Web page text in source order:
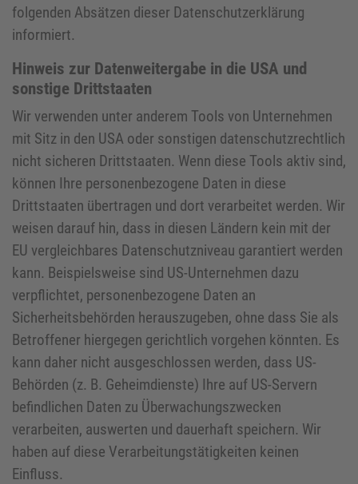
folgenden Absätzen dieser Datenschutzerklärung
informiert.
Hinweis zur Datenweitergabe in die USA und
sonstige Drittstaaten
Wir verwenden unter anderem Tools von Unternehmen
mit Sitz in den USA oder sonstigen datenschutzrechtlich
nicht sicheren Drittstaaten. Wenn diese Tools aktiv sind,
können Ihre personenbezogene Daten in diese
Drittstaaten übertragen und dort verarbeitet werden. Wir
weisen darauf hin, dass in diesen Ländern kein mit der
EU vergleichbares Datenschutzniveau garantiert werden
kann. Beispielsweise sind US-Unternehmen dazu
verpflichtet, personenbezogene Daten an
Sicherheitsbehörden herauszugeben, ohne dass Sie als
Betroffener hiergegen gerichtlich vorgehen könnten. Es
kann daher nicht ausgeschlossen werden, dass US-
Behörden (z. B. Geheimdienste) Ihre auf US-Servern
befindlichen Daten zu Überwachungszwecken
verarbeiten, auswerten und dauerhaft speichern. Wir
haben auf diese Verarbeitungstätigkeiten keinen
Einfluss.